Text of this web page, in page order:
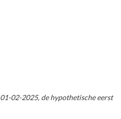
01-02-2025, de hypothetische eerst